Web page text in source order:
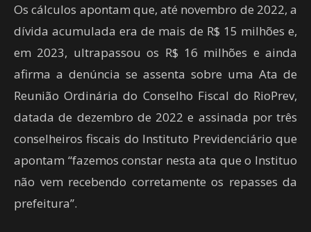
Os cálculos apontam que, até novembro de 2022, a
dívida acumulada era de mais de R$ 15 milhões e,
em 2023, ultrapassou os R$ 16 milhões e ainda
afirma a denúncia se assenta sobre uma Ata de
Reunião Ordinária do Conselho Fiscal do RioPrev,
datada de dezembro de 2022 e assinada por três
conselheiros fiscais do Instituto Previdenciário que
apontam “fazemos constar nesta ata que o Instituo
não vem recebendo corretamente os repasses da
prefeitura”.